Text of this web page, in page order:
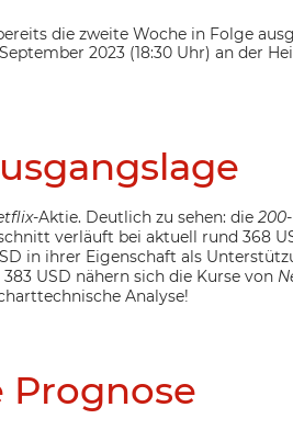
die zweite Woche in Folge
2023 (18:30 Uhr) an der
-Aktie. Deutlich zu sehen: die
verläuft bei aktuell rund 368
in ihrer Eigenschaft als
USD nähern sich die Kurse von
Analyse!
Prognose